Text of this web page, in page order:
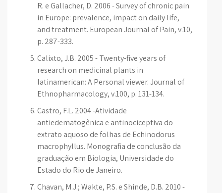
R. e Gallacher, D. 2006 - Survey of chronic pain
in Europe: prevalence, impact on daily life,
and treatment. European Journal of Pain, v.10,
p. 287-333.
Calixto, J.B. 2005 - Twenty-five years of
research on medicinal plants in
latinamerican: A Personal viewer. Journal of
Ethnopharmacology, v.100, p. 131-134.
Castro, F.L. 2004 -Atividade
antiedematogênica e antinociceptiva do
extrato aquoso de folhas de Echinodorus
macrophyllus. Monografia de conclusão da
graduação em Biologia, Universidade do
Estado do Rio de Janeiro.
Chavan, M.J.; Wakte, P.S. e Shinde, D.B. 2010 -